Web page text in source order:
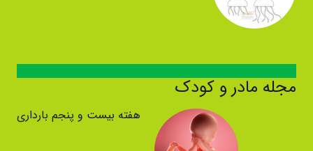
مجله مادر و کودک
هفته بیست و پنجم بارداری